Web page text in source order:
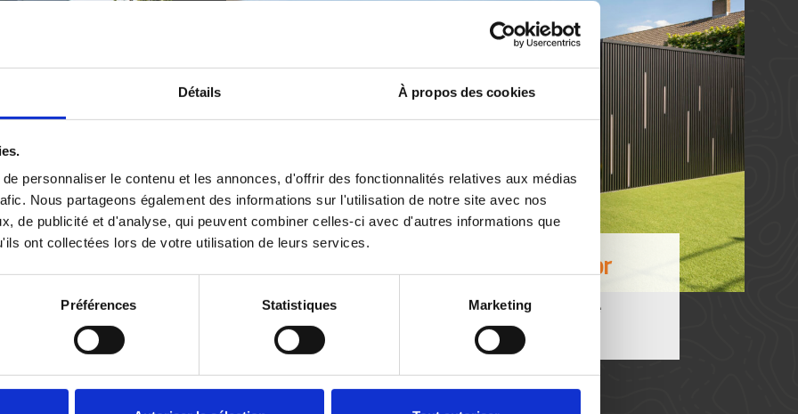
Détails À propos des cookies
personnaliser le contenu et les annonces, d'offrir des fonctionnalités relatives aux médias
Nous partageons également des informations sur l'utilisation de notre site avec nos
de publicité et d'analyse, qui peuvent combiner celles-ci avec d'autres informations que
ont collectées lors de votre utilisation de leurs services.
Préférences Statistiques Marketing
de tailles
Aménagements Outdoor
✓ Extension de votre espace de vie
✓ Valeur ajoutée à votre maison